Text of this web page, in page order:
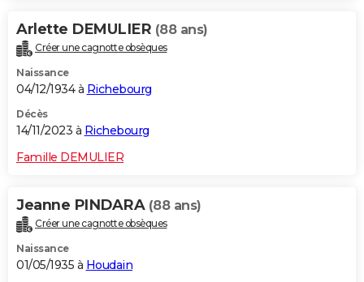
Arlette DEMULIER (88 ans)
Créer une cagnotte obsèques
Naissance
04/12/1934 à Richebourg
Décès
14/11/2023 à Richebourg
Famille DEMULIER
Jeanne PINDARA (88 ans)
Créer une cagnotte obsèques
Naissance
01/05/1935 à Houdain